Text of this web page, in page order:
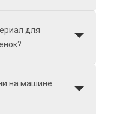
для
на машине